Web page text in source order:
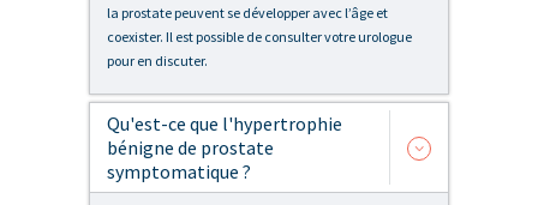
la prostate peuvent se développer avec l’âge et
coexister. Il est possible de consulter votre urologue
pour en discuter.
Qu'est-ce que l'hypertrophie
bénigne de prostate
symptomatique ?